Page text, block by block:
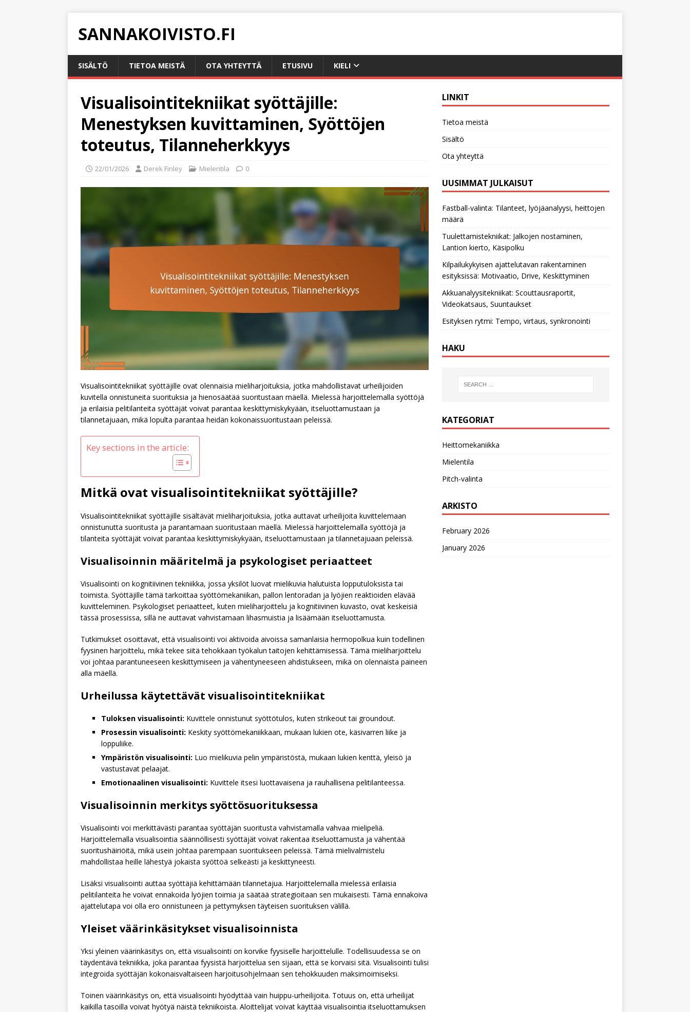
SANNAKOIVISTO.FI
SISÄLTÖ TIETOA MEISTÄ OTA YHTEYTTÄ ETUSIVU KIELI
Visualisointitekniikat syöttäjille:
Menestyksen kuvittaminen, Syöttöjen
toteutus, Tilanneherkkyys
22/01/2026 Derek Finley Mielentila 0
Visualisointitekniikat syöttäjille ovat olennaisia mieliharjoituksia, jotka mahdollistavat urheilijoiden
kuvitella onnistuneita suorituksia ja hienosäätää suoritustaan mäellä. Mielessä harjoittelemalla syöttöjä
ja erilaisia pelitilanteita syöttäjät voivat parantaa keskittymiskykyään, itseluottamustaan ja
tilannetajuaan, mikä lopulta parantaa heidän kokonaissuoritustaan peleissä.
Key sections in the article:
Mitkä ovat visualisointitekniikat syöttäjille?
Visualisointitekniikat syöttäjille sisältävät mieliharjoituksia, jotka auttavat urheilijoita kuvittelemaan
onnistunutta suoritusta ja parantamaan suoritustaan mäellä. Mielessä harjoittelemalla syöttöjä ja
tilanteita syöttäjät voivat parantaa keskittymiskykyään, itseluottamustaan ja tilannetajuaan peleissä.
Visualisoinnin määritelmä ja psykologiset periaatteet
Visualisointi on kognitiivinen tekniikka, jossa yksilöt luovat mielikuvia halutuista lopputuloksista tai
toimista. Syöttäjille tämä tarkoittaa syöttömekaniikan, pallon lentoradan ja lyöjien reaktioiden elävää
kuvitteleminen. Psykologiset periaatteet, kuten mieliharjoittelu ja kognitiivinen kuvasto, ovat keskeisiä
tässä prosessissa, sillä ne auttavat vahvistamaan lihasmuistia ja lisäämään itseluottamusta.
Tutkimukset osoittavat, että visualisointi voi aktivoida aivoissa samanlaisia hermopolkua kuin todellinen
fyysinen harjoittelu, mikä tekee siitä tehokkaan työkalun taitojen kehittämisessä. Tämä mieliharjoittelu
voi johtaa parantuneeseen keskittymiseen ja vähentyneeseen ahdistukseen, mikä on olennaista paineen
alla mäellä.
Urheilussa käytettävät visualisointitekniikat
Tuloksen visualisointi: Kuvittele onnistunut syöttötulos, kuten strikeout tai groundout.
Prosessin visualisointi: Keskity syöttömekaniikkaan, mukaan lukien ote, käsivarren liike ja
loppuliike.
Ympäristön visualisointi: Luo mielikuvia pelin ympäristöstä, mukaan lukien kenttä, yleisö ja
vastustavat pelaajat.
Emotionaalinen visualisointi: Kuvittele itsesi luottavaisena ja rauhallisena pelitilanteessa.
Visualisoinnin merkitys syöttösuorituksessa
Visualisointi voi merkittävästi parantaa syöttäjän suoritusta vahvistamalla vahvaa mielipeliä.
Harjoittelemalla visualisointia säännöllisesti syöttäjät voivat rakentaa itseluottamusta ja vähentää
suoritushäiriöitä, mikä usein johtaa parempaan suoritukseen peleissä. Tämä mielivalmistelu
mahdollistaa heille lähestyä jokaista syöttöä selkeästi ja keskittyneesti.
Lisäksi visualisointi auttaa syöttäjiä kehittämään tilannetajua. Harjoittelemalla mielessä erilaisia
pelitilanteita he voivat ennakoida lyöjien toimia ja säätää strategioitaan sen mukaisesti. Tämä ennakoiva
ajattelutapa voi olla ero onnistuneen ja pettymyksen täyteisen suorituksen välillä.
Yleiset väärinkäsitykset visualisoinnista
Yksi yleinen väärinkäsitys on, että visualisointi on korvike fyysiselle harjoittelulle. Todellisuudessa se on
täydentävä tekniikka, joka parantaa fyysistä harjoittelua sen sijaan, että se korvaisi sitä. Visualisointi tulisi
integroida syöttäjän kokonaisvaltaiseen harjoitusohjelmaan sen tehokkuuden maksimoimiseksi.
Toinen väärinkäsitys on, että visualisointi hyödyttää vain huippu-urheilijoita. Totuus on, että urheilijat
kaikilla tasoilla voivat hyötyä näistä tekniikoista. Aloittelijat voivat käyttää visualisointia itseluottamuksen
LINKIT
Tietoa meistä
Sisältö
Ota yhteyttä
UUSIMMAT JULKAISUT
Fastball-valinta: Tilanteet, lyöjäanalyysi, heittojen
määrä
Tuulettamistekniikat: Jalkojen nostaminen,
Lantion kierto, Käsipolku
Kilpailukykyisen ajattelutavan rakentaminen
esityksissä: Motivaatio, Drive, Keskittyminen
Akkuanalyysitekniikat: Scouttausraportit,
Videokatsaus, Suuntaukset
Esityksen rytmi: Tempo, virtaus, synkronointi
HAKU
KATEGORIAT
Heittomekaniikka
Mielentila
Pitch-valinta
ARKISTO
February 2026
January 2026